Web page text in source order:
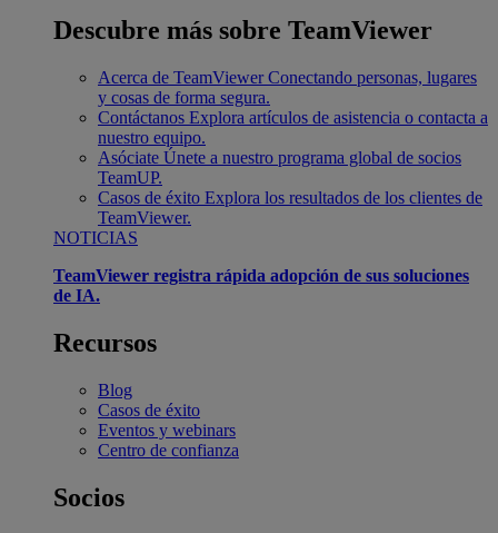
Descubre más sobre TeamViewer
Acerca de TeamViewer Conectando personas, lugares
y cosas de forma segura.
Contáctanos Explora artículos de asistencia o contacta a
nuestro equipo.
Asóciate Únete a nuestro programa global de socios
TeamUP.
Casos de éxito Explora los resultados de los clientes de
TeamViewer.
NOTICIAS
TeamViewer registra rápida adopción de sus soluciones
de IA.
Recursos
Blog
Casos de éxito
Eventos y webinars
Centro de confianza
Socios